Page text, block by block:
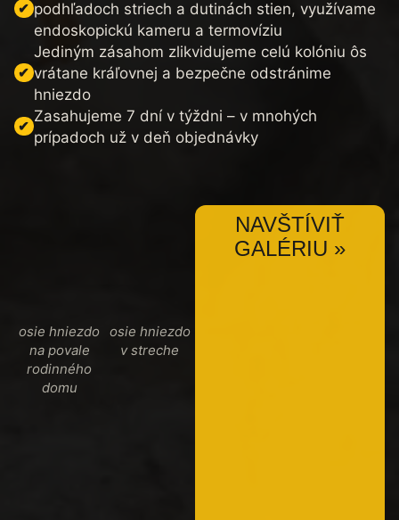
podhľadoch striech a dutinách stien, využívame
endoskopickú kameru a termovíziu
Jediným zásahom zlikvidujeme celú kolóniu ôs
vrátane kráľovnej a bezpečne odstránime
hniezdo
Zasahujeme 7 dní v týždni – v mnohých
prípadoch už v deň objednávky
osie hniezdo
na povale
rodinného
domu
osie hniezdo
v streche
NAVŠTÍVIŤ
GALÉRIU »